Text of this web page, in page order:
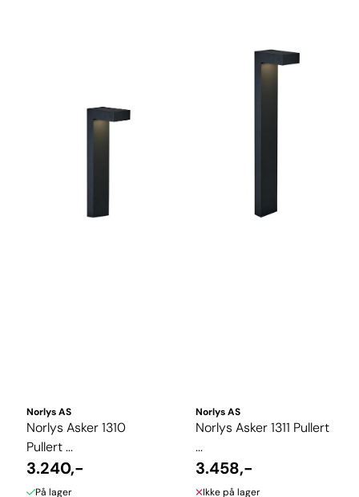
Norlys AS
Norlys Asker 1310
Pullert ...
3.240,-
På lager
Norlys AS
Norlys Asker 1311 Pullert
...
3.458,-
Ikke på lager